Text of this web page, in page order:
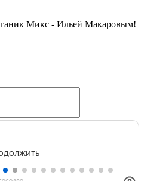
Микс - Ильей Макаровым!